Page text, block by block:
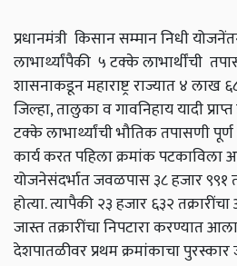
प्रधानमंत्री किसान सम्मान निधी
लाभार्थ्यांपैकी ५ टक्के लाभार्थींची
शासनाकडून महाराष्ट्र राज्यात ४ लाख
जिल्हा,तालुका व गावनिहाय यादी
टक्के लाभार्थ्यांची भौतिक तपासणी
कार्य करत पहिला क्रमांक पटकाविला
योजनेसंदर्भात जवळपास ३८ हजार ९९१
होत्या. त्यापैकी २३ हजार ६३२
जास्त तक्रारींचा निपटारा करण्यात
देशपातळीवर प्रथम क्रमांकाचा